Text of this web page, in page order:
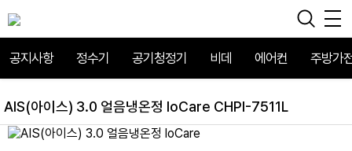
공지사항 정수기 공기청정기 비데 에어컨 주방가
AIS(아이스) 3.0 얼음냉온정 loCare CHPI-7511L